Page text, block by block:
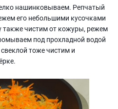
нашинковываем. Репчатый
его небольшими кусочками
также чистим от кожуры, режем
под прохладной водой
тоже чистим и